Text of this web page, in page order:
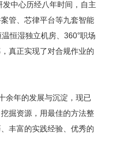
中心历经八年时间，自主
管、芯律平台等九套智能
恒湿独立机房、360°职场
真正实现了对合规作业的
余年的发展与沉淀，现已
掘资源，用最佳的方法整
丰富的实践经验、优秀的